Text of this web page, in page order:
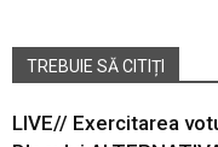
TREBUIE SĂ CITIȚI
LIVE// Exercitarea